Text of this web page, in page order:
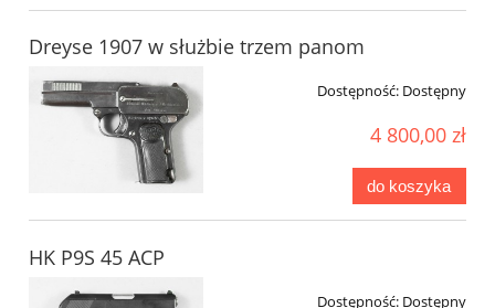
Dreyse 1907 w służbie trzem panom
Dostępność: Dostępny
4 800,00 zł
do koszyka
HK P9S 45 ACP
Dostępność: Dostępny